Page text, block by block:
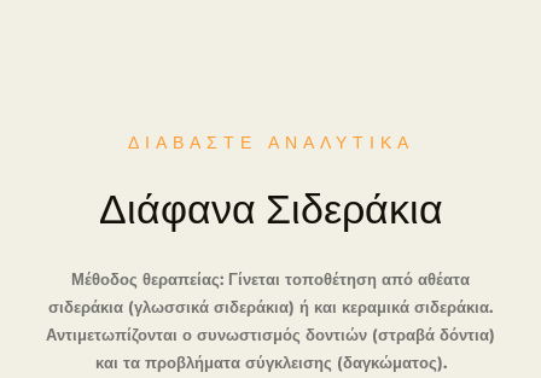
ΔΙΑΒΑΣΤΕ ΑΝΑΛΥΤΙΚΑ
Διάφανα Σιδεράκια
Μέθοδος θεραπείας: Γίνεται τοποθέτηση από αθέατα
σιδεράκια (γλωσσικά σιδεράκια) ή και κεραμικά σιδεράκια.
Αντιμετωπίζονται ο συνωστισμός δοντιών (στραβά δόντια)
και τα προβλήματα σύγκλεισης (δαγκώματος).